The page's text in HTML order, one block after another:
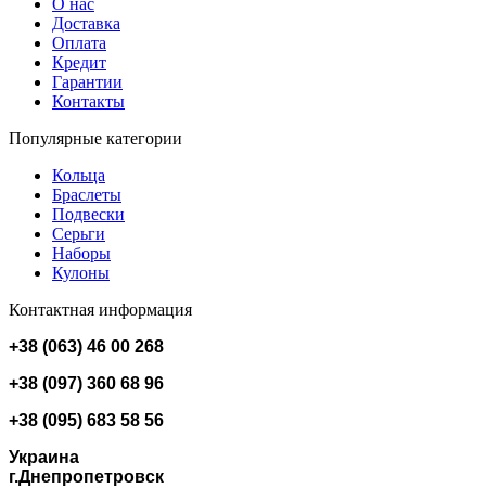
О нас
Доставка
Оплата
Кредит
Гарантии
Контакты
Популярные категории
Кольца
Браслеты
Подвески
Серьги
Наборы
Кулоны
Контактная информация
+38 (063) 46 00 268
+38 (097) 360 68 96
+38 (095) 683 58 56
Украина
г.Днепропетровск